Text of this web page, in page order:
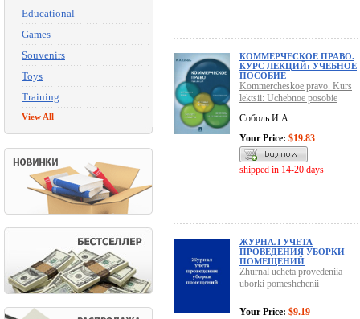
Educational
Games
Souvenirs
Toys
Training
View All
КОММЕРЧЕСКОЕ ПРАВО.
КУРС ЛЕКЦИЙ: УЧЕБНОЕ
ПОСОБИЕ
Kommercheskoe pravo. Kurs
lektsii: Uchebnoe posobie
Соболь И.А.
Your Price: $19.83
shipped in 14-20 days
ЖУРНАЛ УЧЕТА
ПРОВЕДЕНИЯ УБОРКИ
ПОМЕЩЕНИЙ
Zhurnal ucheta provedeniia
uborki pomeshchenii
Your Price: $9.19